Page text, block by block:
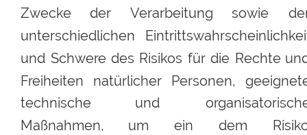
Zwecke
der Verarbeitung sowie
unterschiedlichen
und Schwere des Risikos für die Rechte
Freiheiten
natürlicher Personen,
technische
und
Maßnahmen,
um ein dem